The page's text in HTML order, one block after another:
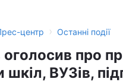
центр › Останні події
про
шкіл, ВУЗів,